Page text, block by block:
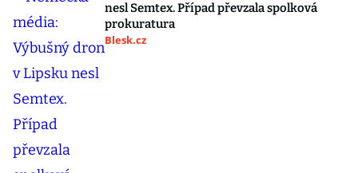
nesl Semtex. Případ převzala spolková
prokuratura
Blesk.cz